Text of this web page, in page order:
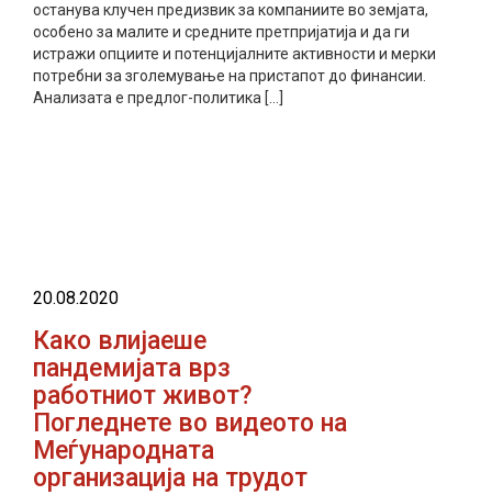
останува клучен предизвик за компаниите во земјата,
особено за малите и средните претпријатија и да ги
истражи опциите и потенцијалните активности и мерки
потребни за зголемување на пристапот до финансии.
Анализата е предлог-политика […]
20.08.2020
Како влијаеше
пандемијата врз
работниот живот?
Погледнете во видеото на
Меѓународната
организација на трудот